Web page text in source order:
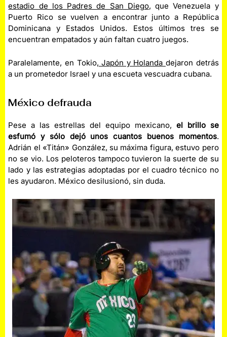
estadio de los Padres de San Diego, que Venezuela y
Puerto Rico se vuelven a encontrar junto a República
Dominicana y Estados Unidos. Estos últimos tres se
encuentran empatados y aún faltan cuatro juegos.
Paralelamente, en Tokio, Japón y Holanda dejaron detrás
a un prometedor Israel y una escueta vescuadra cubana.
México defrauda
Pese a las estrellas del equipo mexicano, el brillo se
esfumó y sólo dejó unos cuantos buenos momentos.
Adrián el «Titán» González, su máxima figura, estuvo pero
no se vio. Los peloteros tampoco tuvieron la suerte de su
lado y las estrategias adoptadas por el cuadro técnico no
les ayudaron. México desilusionó, sin duda.